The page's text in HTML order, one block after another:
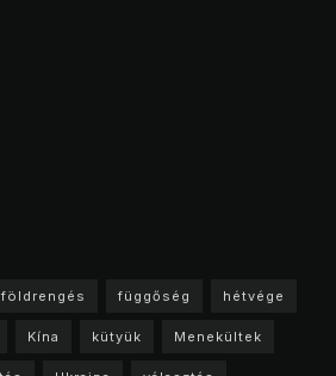
földrengés függőség hétvége
Kína kütyük Menekültek